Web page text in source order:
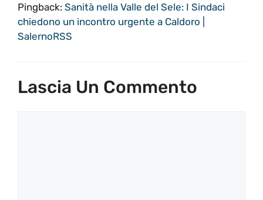
Pingback: Sanità nella Valle del Sele: I Sindaci
chiedono un incontro urgente a Caldoro |
SalernoRSS
Lascia Un Commento